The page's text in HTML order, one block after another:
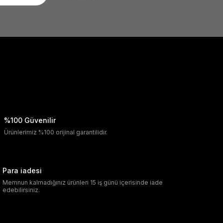
%100 Güvenilir
Ürünlerimiz %100 orijinal garantilidir.
Para iadesi
Memnun kalmadığınız ürünleri 15 iş günü içerisinde iade
edebilirsiniz.